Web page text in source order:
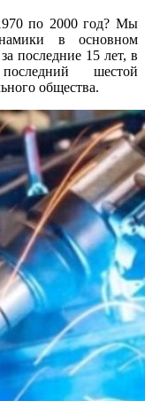
по 2000 год? Мы
в основном
последние 15 лет, в
шестой
общества.